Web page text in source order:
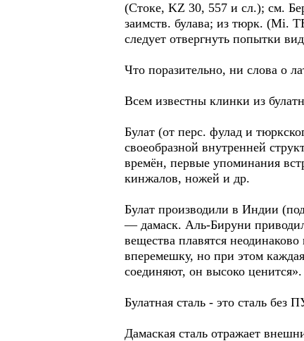
(Стоке, KZ 30, 557 и сл.); см.
заимств. булава; из тюрк. (Mi.
следует отвергнуть попытки
Что поразительно, ни слова о
Всем известны клинки из
Булат (от перс. фулад и
своеобразной внутренней
времён, первые упоминания
кинжалов, ножей и др.
Булат производили в Индии
— дамаск. Аль-Бируни приводил
вещества плавятся
вперемешку, но при этом
соединяют, он высоко ценится».
Булатная сталь - это сталь
Дамаская сталь отражает